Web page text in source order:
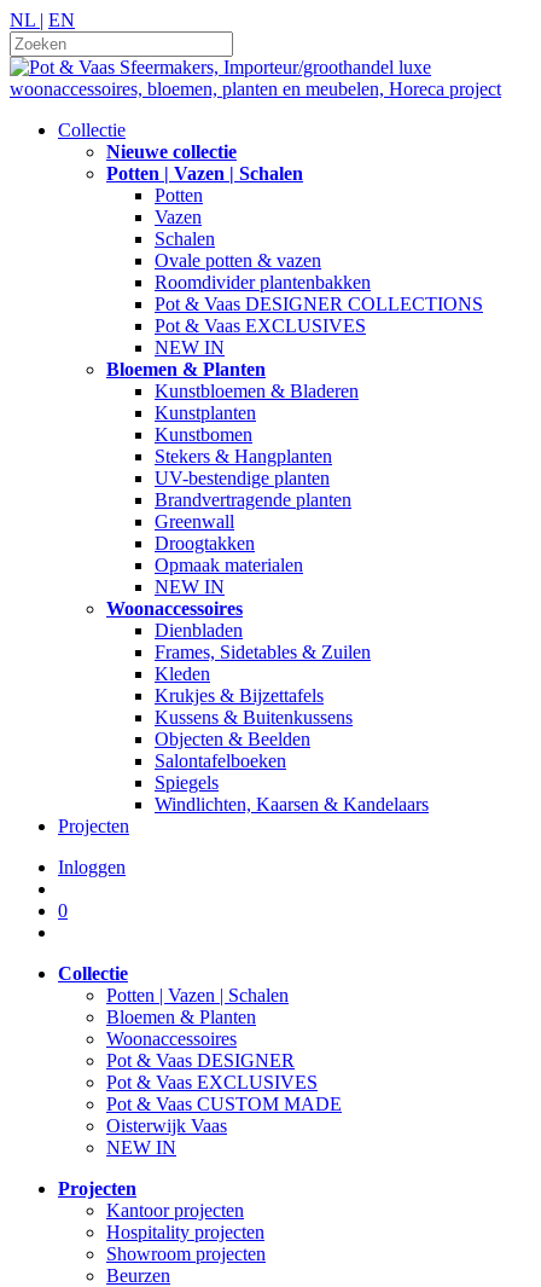
NL | EN
Collectie
Nieuwe collectie
Potten | Vazen | Schalen
Potten
Vazen
Schalen
Ovale potten & vazen
Roomdivider plantenbakken
Pot & Vaas DESIGNER COLLECTIONS
Pot & Vaas EXCLUSIVES
NEW IN
Bloemen & Planten
Kunstbloemen & Bladeren
Kunstplanten
Kunstbomen
Stekers & Hangplanten
UV-bestendige planten
Brandvertragende planten
Greenwall
Droogtakken
Opmaak materialen
NEW IN
Woonaccessoires
Dienbladen
Frames, Sidetables & Zuilen
Kleden
Krukjes & Bijzettafels
Kussens & Buitenkussens
Objecten & Beelden
Salontafelboeken
Spiegels
Windlichten, Kaarsen & Kandelaars
Projecten
Inloggen
0
Collectie
Potten | Vazen | Schalen
Bloemen & Planten
Woonaccessoires
Pot & Vaas DESIGNER
Pot & Vaas EXCLUSIVES
Pot & Vaas CUSTOM MADE
Oisterwijk Vaas
NEW IN
Projecten
Kantoor projecten
Hospitality projecten
Showroom projecten
Beurzen